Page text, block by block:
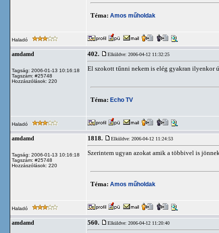
Téma: Amos műholdak
Haladó
amdamd
Tagság: 2006-01-13 10:16:18
Tagszám: #25748
Hozzászólások: 220
402. Elküldve: 2006-04-12 11:32:25
El szokott tűnni nekem is elég gyakran ilyenkor
Téma: Echo TV
Haladó
amdamd
Tagság: 2006-01-13 10:16:18
Tagszám: #25748
Hozzászólások: 220
1818. Elküldve: 2006-04-12 11:24:53
Szerintem ugyan azokat amik a többivel is
Téma: Amos műholdak
Haladó
amdamd 560. Elküldve: 2006-04-12 11:20:40